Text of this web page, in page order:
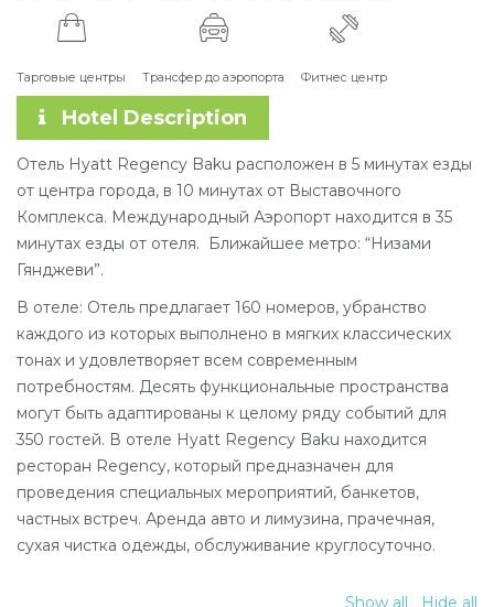
Тарговые центры Трансфер до аэропорта Фитнес центр
Hotel Description
Отель Hyatt Regency Baku расположен в 5 минутах езды
от центра города, в 10 минутах от Выставочного
Комплекса. Международный Аэропорт находится в 35
минутах езды от отеля. Ближайшее метро: “Низами
Гянджеви”.
В отеле: Отель предлагает 160 номеров, убранство
каждого из которых выполнено в мягких классических
тонах и удовлетворяет всем современным
потребностям. Десять функциональные пространства
могут быть адаптированы к целому ряду событий для
350 гостей. В отеле Hyatt Regency Baku находится
ресторан Regency, который предназначен для
проведения специальных мероприятий, банкетов,
частных встреч. Аренда авто и лимузина, прачечная,
сухая чистка одежды, обслуживание круглосуточно.
Show all Hide all